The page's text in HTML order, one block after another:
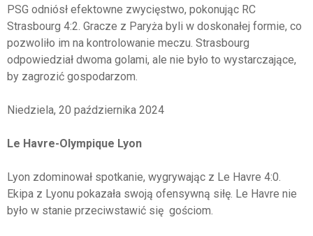
PSG odniósł efektowne zwycięstwo, pokonując RC
Strasbourg 4:2. Gracze z Paryża byli w doskonałej formie, co
pozwoliło im na kontrolowanie meczu. Strasbourg
odpowiedział dwoma golami, ale nie było to wystarczające,
by zagrozić gospodarzom.
Niedziela, 20 października 2024
Le Havre-Olympique Lyon
Lyon zdominował spotkanie, wygrywając z Le Havre 4:0.
Ekipa z Lyonu pokazała swoją ofensywną siłę. Le Havre nie
było w stanie przeciwstawić się gościom.